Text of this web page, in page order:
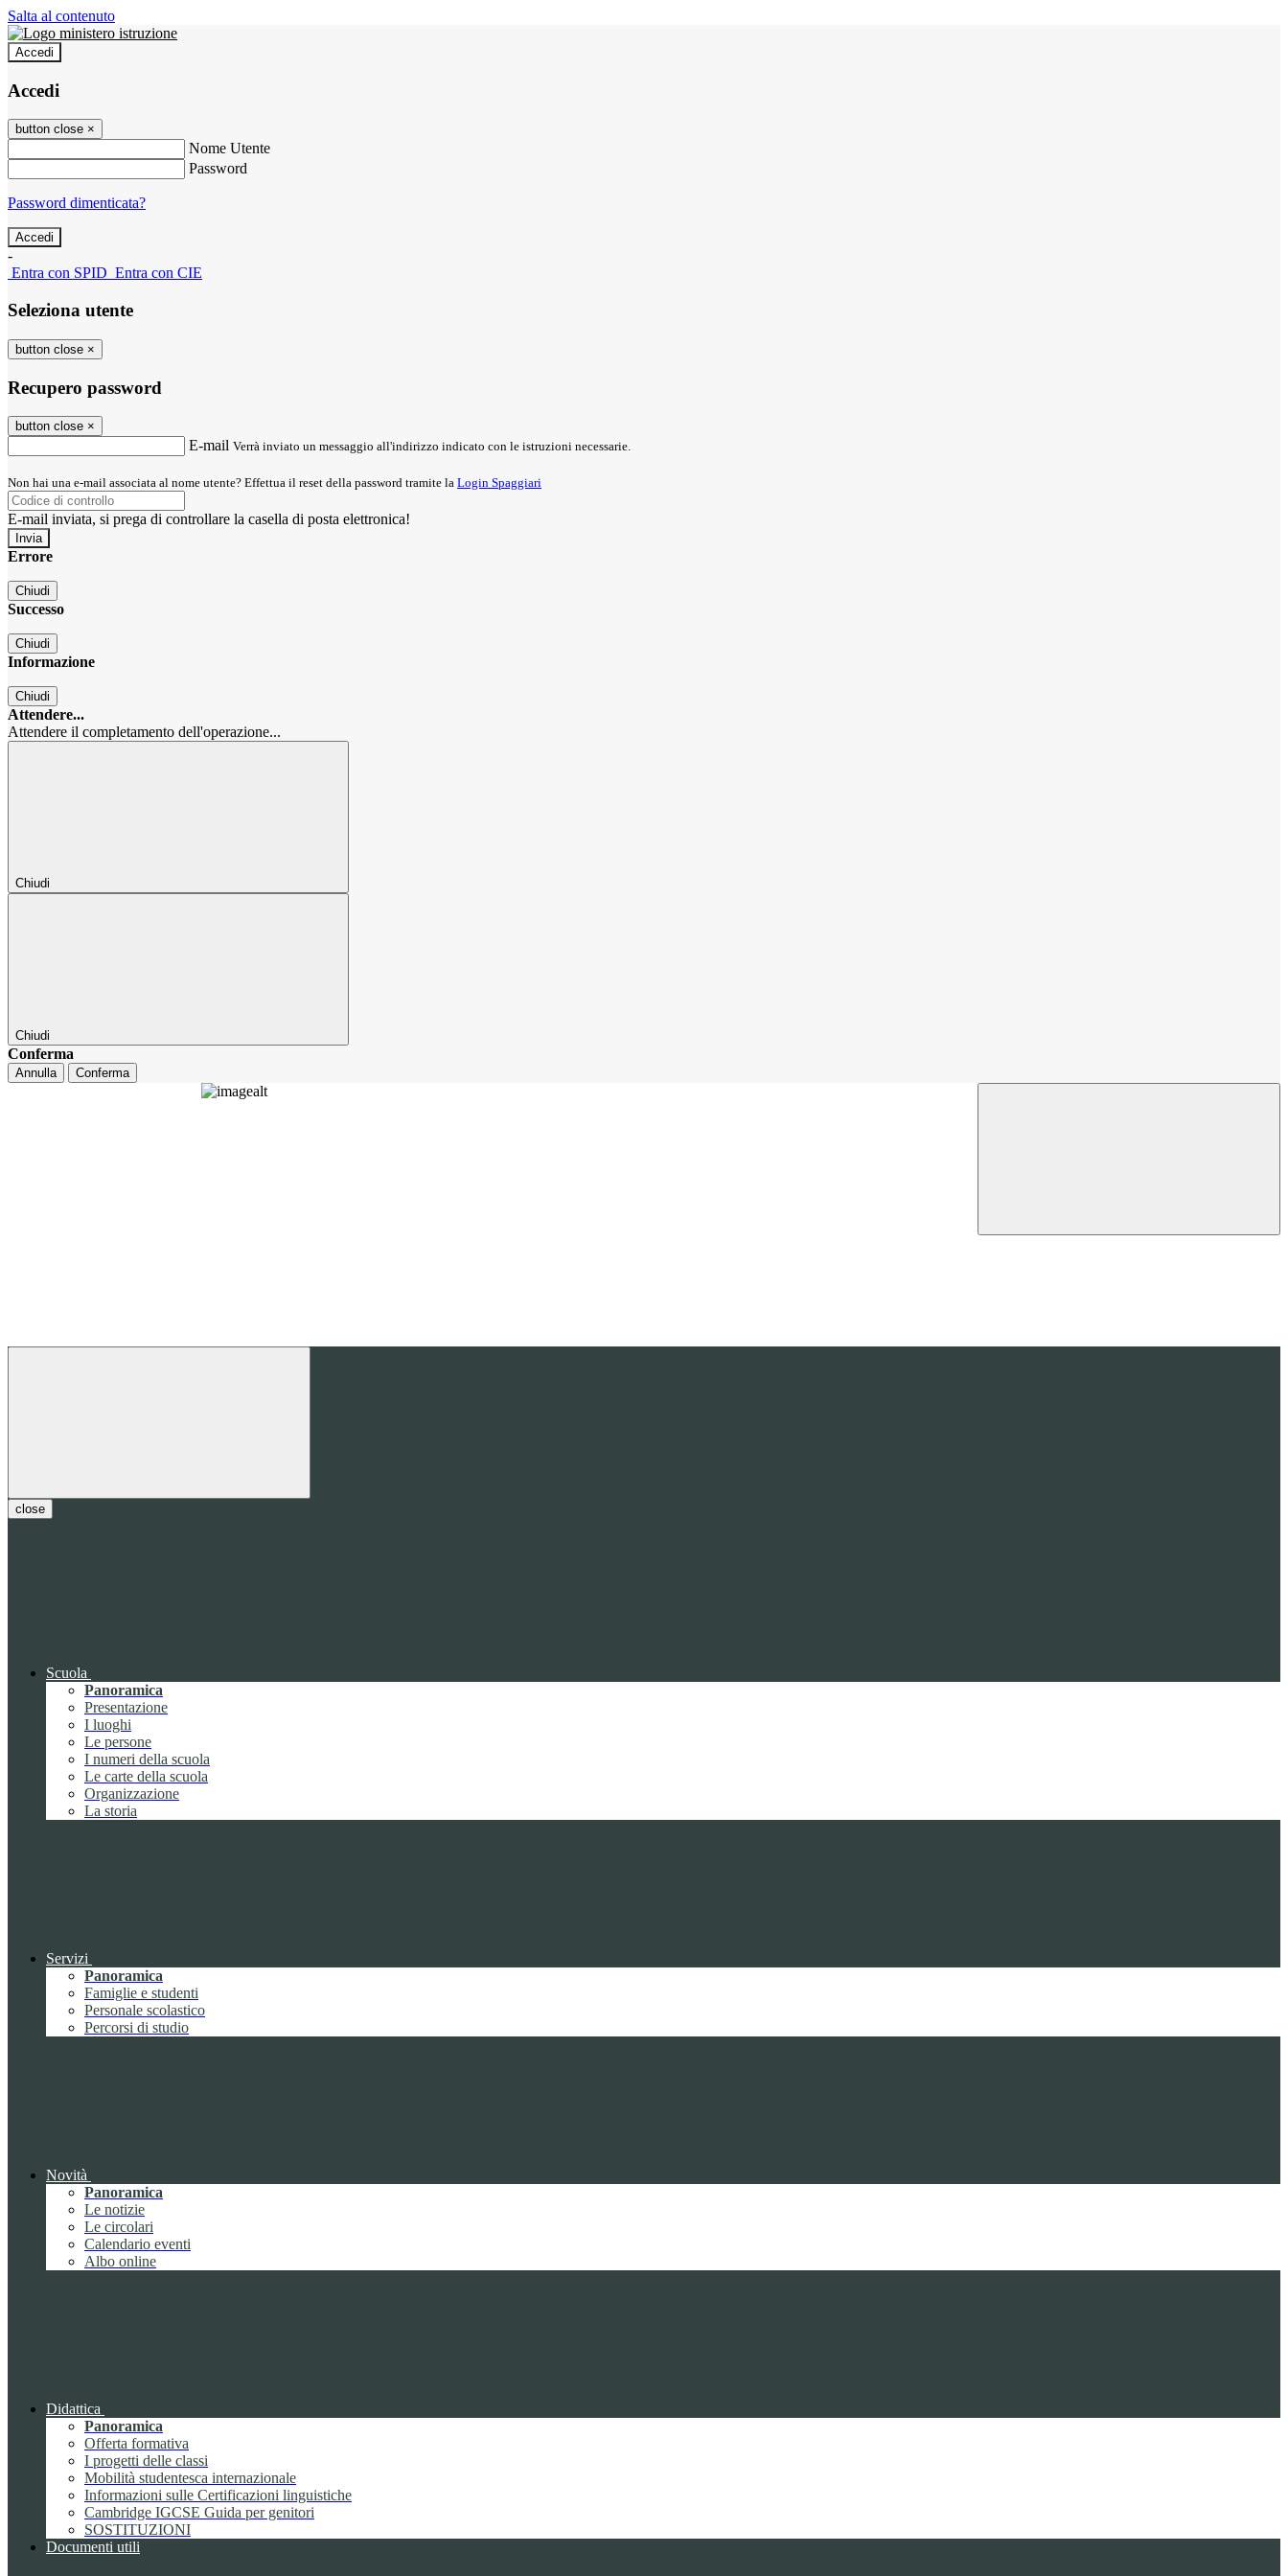
Salta al contenuto
Accedi
Accedi
button close ×
Nome Utente
Password
Password dimenticata?
-
Entra con SPID Entra con CIE
Seleziona utente
button close ×
Recupero password
button close ×
E-mail Verrà inviato un messaggio all'indirizzo indicato con le istruzioni necessarie.
Non hai una e-mail associata al nome utente? Effettua il reset della password tramite la Login Spaggiari
E-mail inviata, si prega di controllare la casella di posta elettronica!
Errore
Chiudi
Successo
Chiudi
Informazione
Chiudi
Attendere...
Attendere il completamento dell'operazione...
Chiudi
Chiudi
Conferma
Annulla Conferma
close
Scuola
Panoramica
Presentazione
I luoghi
Le persone
I numeri della scuola
Le carte della scuola
Organizzazione
La storia
Servizi
Panoramica
Famiglie e studenti
Personale scolastico
Percorsi di studio
Novità
Panoramica
Le notizie
Le circolari
Calendario eventi
Albo online
Didattica
Panoramica
Offerta formativa
I progetti delle classi
Mobilità studentesca internazionale
Informazioni sulle Certificazioni linguistiche
Cambridge IGCSE Guida per genitori
SOSTITUZIONI
Documenti utili